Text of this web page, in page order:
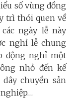
số vùng đồng
trì thói quen về
ngày lễ này
nghỉ lễ chung
động nghỉ một
nhỏ đến kế
chuyền sản